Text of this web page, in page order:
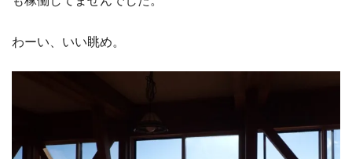
わーい、いい眺め。